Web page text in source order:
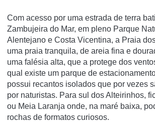
Com acesso por uma estrada de terra
Zambujeira do Mar, em pleno Parque
Alentejano e Costa Vicentina, a Praia
uma praia tranquila, de areia fina e
uma falésia alta, que a protege dos
qual existe um parque de
possui recantos isolados que por vezes
por naturistas. Para sul dos Alteirinhos,
ou Meia Laranja onde, na maré baixa,
rochas de formatos curiosos.